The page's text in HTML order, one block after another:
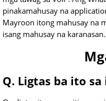
pinakamahusay na
Mayroon itong mahusay na
isang mahusay na karanasan.
Q. Ligtas ba ito sa